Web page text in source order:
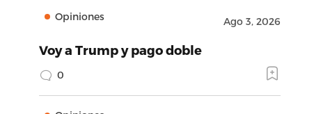
Opiniones Ago 3, 2026
Voy a Trump y pago doble
0